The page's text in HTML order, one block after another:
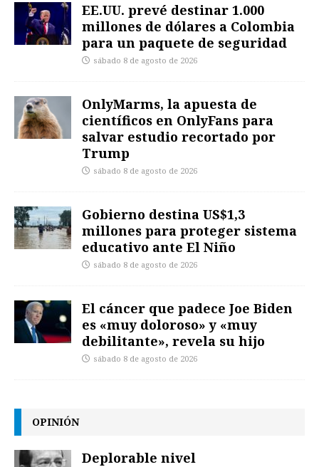
EE.UU. prevé destinar 1.000
millones de dólares a Colombia
para un paquete de seguridad
sábado 8 de agosto de 2026
OnlyMarms, la apuesta de
científicos en OnlyFans para
salvar estudio recortado por
Trump
sábado 8 de agosto de 2026
Gobierno destina US$1,3
millones para proteger sistema
educativo ante El Niño
sábado 8 de agosto de 2026
El cáncer que padece Joe Biden
es «muy doloroso» y «muy
debilitante», revela su hijo
sábado 8 de agosto de 2026
OPINIÓN
Deplorable nivel